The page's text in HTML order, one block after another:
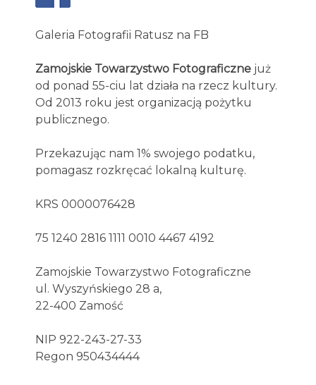
Galeria Fotografii Ratusz na FB
Zamojskie Towarzystwo Fotograficzne już
od ponad 55-ciu lat działa na rzecz kultury.
Od 2013 roku jest organizacją pożytku
publicznego.
Przekazując nam 1% swojego podatku,
pomagasz rozkręcać lokalną kulturę.
KRS 0000076428
75 1240 2816 1111 0010 4467 4192
Zamojskie Towarzystwo Fotograficzne
ul. Wyszyńskiego 28 a,
22-400 Zamość
NIP 922-243-27-33
Regon 950434444